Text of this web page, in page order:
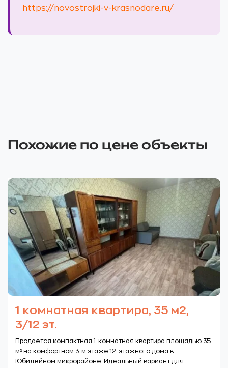
https://novostrojki-v-krasnodare.ru/
Похожие по цене объекты
1 комнатная квартира, 35 м2,
3/12 эт.
Продается компактная 1-комнатная квартира площадью 35
м² на комфортном 3-м этаже 12-этажного дома в
Юбилейном микрорайоне. Идеальный вариант для